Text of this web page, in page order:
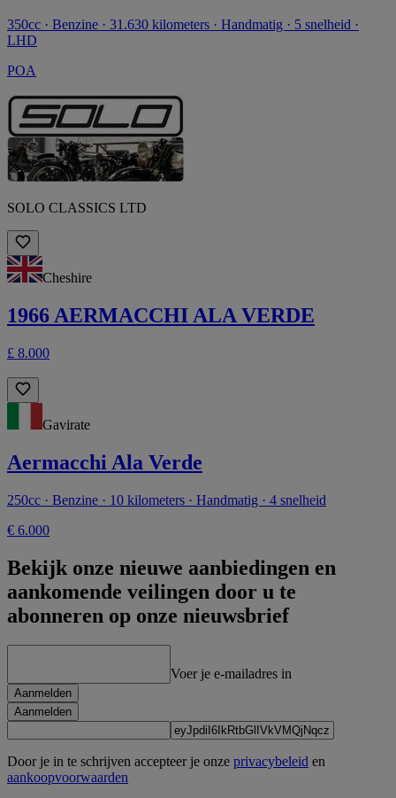
350cc · Benzine · 31.630 kilometers · Handmatig · 5 snelheid ·
LHD
POA
SOLO CLASSICS LTD
Cheshire
1966 AERMACCHI ALA VERDE
£ 8.000
Gavirate
Aermacchi Ala Verde
250cc · Benzine · 10 kilometers · Handmatig · 4 snelheid
€ 6.000
Bekijk onze nieuwe aanbiedingen en
aankomende veilingen door u te
abonneren op onze nieuwsbrief
Voer je e-mailadres in
Aanmelden
Aanmelden
Door je in te schrijven accepteer je onze privacybeleid en
aankoopvoorwaarden